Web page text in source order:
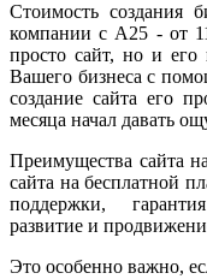
Стоимость создания
компании с А25 - от
просто сайт, но и
Вашего бизнеса с
создание сайта его
месяца начал давать
Преимущества сайта
сайта на бесплатной
поддержки,
развитие и
Это особенно важно,